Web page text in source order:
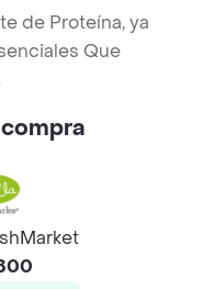
de Proteína, ya
Que